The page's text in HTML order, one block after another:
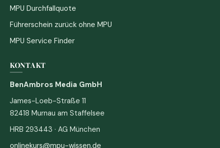
MPU Durchfallquote
Führerschein zurück ohne MPU
MPU Service Finder
KONTAKT
BenAmbros Media GmbH
James-Loeb-Straße 11
82418 Murnau am Staffelsee
HRB 293443 · AG München
onlinekurs@mpu-wissen.de